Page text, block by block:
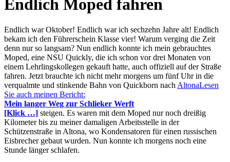
Endlich Moped fahren
Endlich war Oktober! Endlich war ich sechzehn Jahre alt! Endlich
bekam ich den Führerschein Klasse vier! Warum verging die Zeit
denn nur so langsam? Nun endlich konnte ich mein gebrauchtes
Moped, eine NSU Quickly, die ich schon vor drei Monaten von
einem Lehrlingskollegen gekauft hatte, auch offiziell auf der Straße
fahren. Jetzt brauchte ich nicht mehr morgens um fünf Uhr in die
verqualmte und stinkende Bahn von Quickborn nach AltonaLesen
Sie auch meinen Bericht:
Mein langer Weg zur Schlieker Werft
[Klick …] steigen. Es waren mit dem Moped nur noch dreißig
Kilometer bis zu meiner damaligen Arbeitsstelle in der
Schützenstraße in Altona, wo Kondensatoren für einen russischen
Eisbrecher gebaut wurden. Nun konnte ich morgens noch eine
Stunde länger schlafen.